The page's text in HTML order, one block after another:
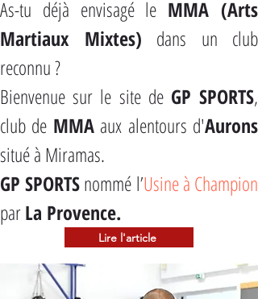
As-tu déjà envisagé le MMA (Arts
Martiaux Mixtes) dans un club
reconnu ?
Bienvenue sur le site de GP SPORTS,
club de MMA aux alentours d'Aurons
situé à Miramas.
GP SPORTS nommé l’Usine à Champion
par La Provence.
Lire l'article